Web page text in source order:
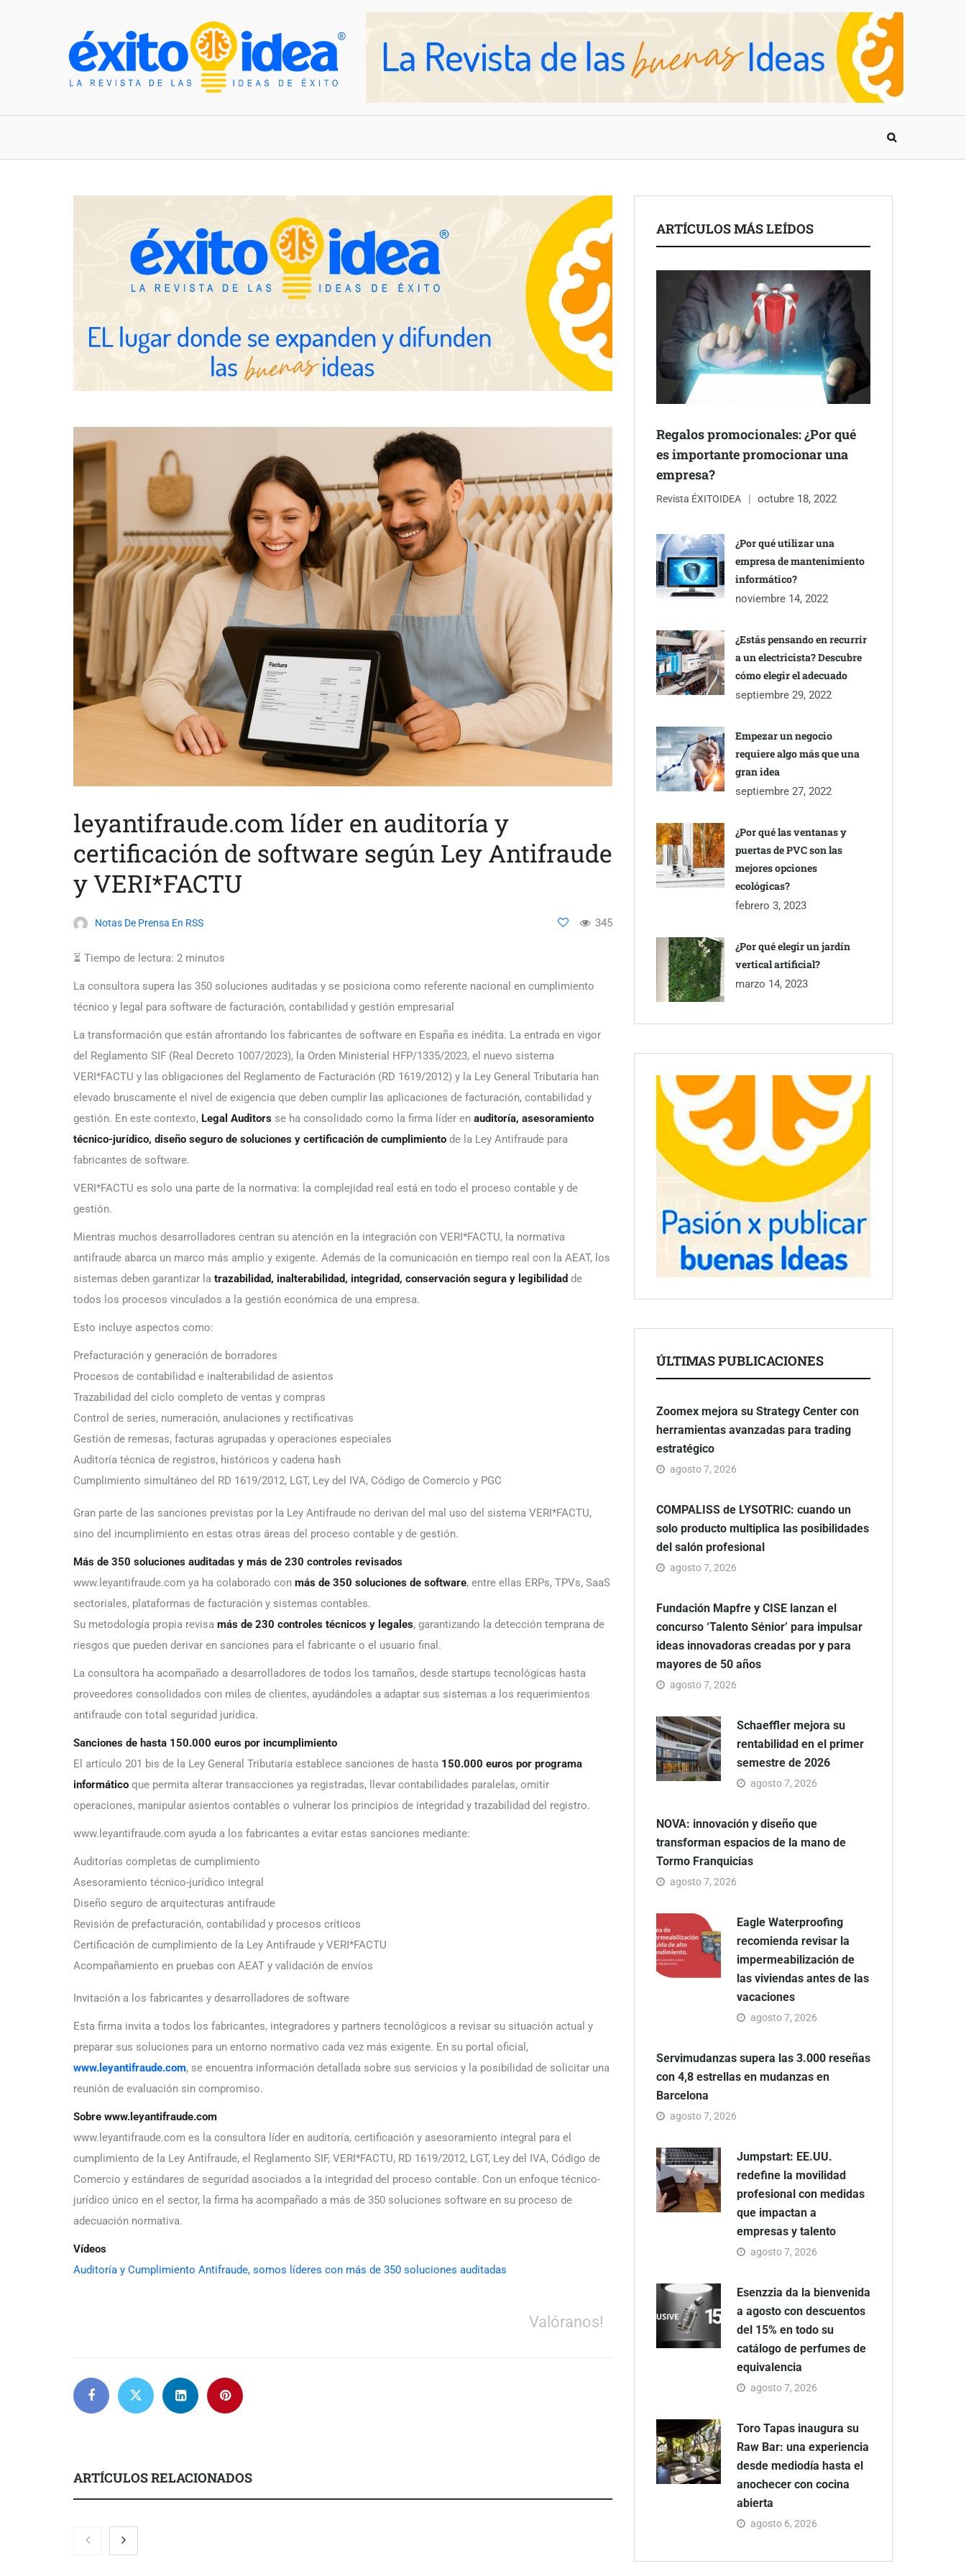
leyantifraude.com líder en auditoría y
certificación de software según Ley Antifraude
y VERI*FACTU
Notas De Prensa En RSS 345
⏳ Tiempo de lectura: 2 minutos
La consultora supera las 350 soluciones auditadas y se posiciona como referente nacional en cumplimiento
técnico y legal para software de facturación, contabilidad y gestión empresarial
La transformación que están afrontando los fabricantes de software en España es inédita. La entrada en vigor
del Reglamento SIF (Real Decreto 1007/2023), la Orden Ministerial HFP/1335/2023, el nuevo sistema
VERI*FACTU y las obligaciones del Reglamento de Facturación (RD 1619/2012) y la Ley General Tributaria han
elevado bruscamente el nivel de exigencia que deben cumplir las aplicaciones de facturación, contabilidad y
gestión. En este contexto, Legal Auditors se ha consolidado como la firma líder en auditoría, asesoramiento
técnico-jurídico, diseño seguro de soluciones y certificación de cumplimiento de la Ley Antifraude para
fabricantes de software.
VERI*FACTU es solo una parte de la normativa: la complejidad real está en todo el proceso contable y de
gestión.
Mientras muchos desarrolladores centran su atención en la integración con VERI*FACTU, la normativa
antifraude abarca un marco más amplio y exigente. Además de la comunicación en tiempo real con la AEAT, los
sistemas deben garantizar la trazabilidad, inalterabilidad, integridad, conservación segura y legibilidad de
todos los procesos vinculados a la gestión económica de una empresa.
Esto incluye aspectos como:
Prefacturación y generación de borradores
Procesos de contabilidad e inalterabilidad de asientos
Trazabilidad del ciclo completo de ventas y compras
Control de series, numeración, anulaciones y rectificativas
Gestión de remesas, facturas agrupadas y operaciones especiales
Auditoría técnica de registros, históricos y cadena hash
Cumplimiento simultáneo del RD 1619/2012, LGT, Ley del IVA, Código de Comercio y PGC
Gran parte de las sanciones previstas por la Ley Antifraude no derivan del mal uso del sistema VERI*FACTU,
sino del incumplimiento en estas otras áreas del proceso contable y de gestión.
Más de 350 soluciones auditadas y más de 230 controles revisados
www.leyantifraude.com ya ha colaborado con más de 350 soluciones de software, entre ellas ERPs, TPVs, SaaS
sectoriales, plataformas de facturación y sistemas contables.
Su metodología propia revisa más de 230 controles técnicos y legales, garantizando la detección temprana de
riesgos que pueden derivar en sanciones para el fabricante o el usuario final.
La consultora ha acompañado a desarrolladores de todos los tamaños, desde startups tecnológicas hasta
proveedores consolidados con miles de clientes, ayudándoles a adaptar sus sistemas a los requerimientos
antifraude con total seguridad jurídica.
Sanciones de hasta 150.000 euros por incumplimiento
El artículo 201 bis de la Ley General Tributaria establece sanciones de hasta 150.000 euros por programa
informático que permita alterar transacciones ya registradas, llevar contabilidades paralelas, omitir
operaciones, manipular asientos contables o vulnerar los principios de integridad y trazabilidad del registro.
www.leyantifraude.com ayuda a los fabricantes a evitar estas sanciones mediante:
Auditorías completas de cumplimiento
Asesoramiento técnico-jurídico integral
Diseño seguro de arquitecturas antifraude
Revisión de prefacturación, contabilidad y procesos críticos
Certificación de cumplimiento de la Ley Antifraude y VERI*FACTU
Acompañamiento en pruebas con AEAT y validación de envíos
Invitación a los fabricantes y desarrolladores de software
Esta firma invita a todos los fabricantes, integradores y partners tecnológicos a revisar su situación actual y
preparar sus soluciones para un entorno normativo cada vez más exigente. En su portal oficial,
www.leyantifraude.com, se encuentra información detallada sobre sus servicios y la posibilidad de solicitar una
reunión de evaluación sin compromiso.
Sobre www.leyantifraude.com
www.leyantifraude.com es la consultora líder en auditoría, certificación y asesoramiento integral para el
cumplimiento de la Ley Antifraude, el Reglamento SIF, VERI*FACTU, RD 1619/2012, LGT, Ley del IVA, Código de
Comercio y estándares de seguridad asociados a la integridad del proceso contable. Con un enfoque técnico-
jurídico único en el sector, la firma ha acompañado a más de 350 soluciones software en su proceso de
adecuación normativa.
Vídeos
Auditoría y Cumplimiento Antifraude, somos líderes con más de 350 soluciones auditadas
Valóranos!
ARTÍCULOS RELACIONADOS
Zoomex mejora su Strategy Center
con herramientas avanzadas para
ARTÍCULOS MÁS LEÍDOS
Regalos promocionales: ¿Por qué
es importante promocionar una
empresa?
Revista ÉXITOIDEA octubre 18, 2022
¿Por qué utilizar una
empresa de mantenimiento
informático?
noviembre 14, 2022
¿Estás pensando en recurrir
a un electricista? Descubre
cómo elegir el adecuado
septiembre 29, 2022
Empezar un negocio
requiere algo más que una
gran idea
septiembre 27, 2022
¿Por qué las ventanas y
puertas de PVC son las
mejores opciones
ecológicas?
febrero 3, 2023
¿Por qué elegir un jardín
vertical artificial?
marzo 14, 2023
ÚLTIMAS PUBLICACIONES
Zoomex mejora su Strategy Center con
herramientas avanzadas para trading
estratégico
agosto 7, 2026
COMPALISS de LYSOTRIC: cuando un
solo producto multiplica las posibilidades
del salón profesional
agosto 7, 2026
Fundación Mapfre y CISE lanzan el
concurso ‘Talento Sénior’ para impulsar
ideas innovadoras creadas por y para
mayores de 50 años
agosto 7, 2026
Schaeffler mejora su
rentabilidad en el primer
semestre de 2026
agosto 7, 2026
NOVA: innovación y diseño que
transforman espacios de la mano de
Tormo Franquicias
agosto 7, 2026
Eagle Waterproofing
recomienda revisar la
impermeabilización de
las viviendas antes de las
vacaciones
agosto 7, 2026
Servimudanzas supera las 3.000 reseñas
con 4,8 estrellas en mudanzas en
Barcelona
agosto 7, 2026
Jumpstart: EE.UU.
redefine la movilidad
profesional con medidas
que impactan a
empresas y talento
agosto 7, 2026
Esenzzia da la bienvenida
a agosto con descuentos
del 15% en todo su
catálogo de perfumes de
equivalencia
agosto 7, 2026
Toro Tapas inaugura su
Raw Bar: una experiencia
desde mediodía hasta el
anochecer con cocina
abierta
agosto 6, 2026